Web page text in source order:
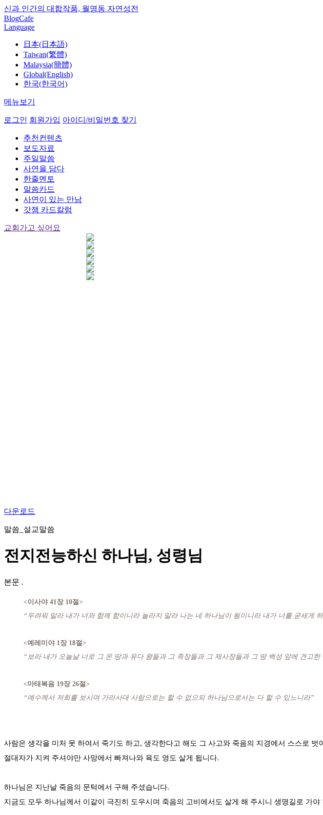
신과 인간의 대합작품, 월명동 자연성전
BlogCafe
Language
日本(日本語)
Taiwan(繁體)
Malaysia(簡體)
Global(English)
한국(한국어)
메뉴보기
로그인 회원가입 아이디/비밀번호 찾기
추천컨텐츠
보도자료
주일말씀
사연을 담다
한줄멘토
말씀카드
사연이 있는 만남
갓잼 카드칼럼
교회가고 싶어요
다운로드
말씀_설교말씀
전지전능하신 하나님, 성령님
본문 .
<이사야 41장 10절>
“두려워 말라 내가 너와 함께 함이니라 놀라지 말라 나는 네 하나님이 됨이니라 내가 너를 굳세게
<예레미야 1장 18절>
“보라 내가 오늘날 너로 그 온 땅과 유다 왕들과 그 족장들과 그 제사장들과 그 땅 백성 앞에 견고
<마태복음 19장 26절>
“예수께서 저희를 보시며 가라사대 사람으로는 할 수 없으되 하나님으로서는 다 할 수 있느니라”
사람은 생각을 미처 못 하여서 죽기도 하고, 생각한다고 해도 그 사고와 죽음의 지경에서 스스로 벗
절대자가 지켜 주셔야만 사망에서 빠져나와 육도 영도 살게 됩니다.
하나님은 지난날 죽음의 문턱에서 구해 주셨습니다.
지금도 모두 하나님께서 이같이 극진히 도우시며 죽음의 고비에서도 살게 해 주시니 생명길로 가야